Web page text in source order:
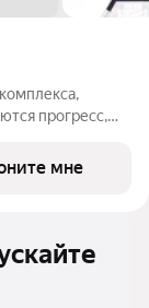
прогресс,
природы,
мне